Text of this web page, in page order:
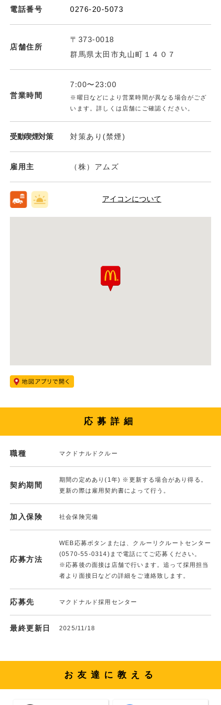
電話番号 0276-20-5073
店舗住所
〒373-0018
群馬県太田市丸山町１４０７
営業時間
7:00〜23:00
※曜日などにより営業時間が異なる場合がござ
います。詳しくは店舗にご確認ください。
受動喫煙対策 対策あり(禁煙)
雇用主 （株）アムズ
アイコンについて
応募詳細
職種 マクドナルドクルー
契約期間
期間の定めあり(1年) ※更新する場合があり得る。
更新の際は雇用契約書によって行う。
加入保険 社会保険完備
応募方法
WEB応募ボタンまたは、クルーリクルートセンター
(0570-55-0314)まで電話にてご応募ください。
※応募後の面接は店舗で行います。追って採用担当
者より面接日などの詳細をご連絡致します。
応募先 マクドナルド採用センター
最終更新日 2025/11/18
お友達に教える